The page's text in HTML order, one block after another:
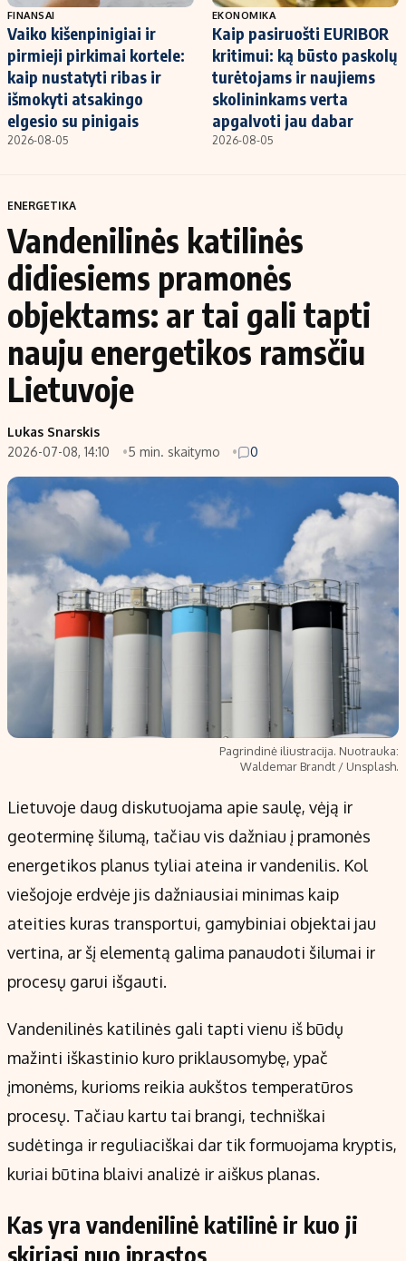
FINANSAI
Vaiko kišenpinigiai ir
pirmieji pirkimai kortele:
kaip nustatyti ribas ir
išmokyti atsakingo
elgesio su pinigais
2026-08-05
EKONOMIKA
Kaip pasiruošti EURIBOR
kritimui: ką būsto paskolų
turėtojams ir naujiems
skolininkams verta
apgalvoti jau dabar
2026-08-05
ENERGETIKA
Vandenilinės katilinės
didiesiems pramonės
objektams: ar tai gali tapti
nauju energetikos ramsčiu
Lietuvoje
Lukas Snarskis
2026-07-08, 14:10
5 min. skaitymo 0
Pagrindinė iliustracija. Nuotrauka:
Waldemar Brandt / Unsplash.
Lietuvoje daug diskutuojama apie saulę, vėją ir
geoterminę šilumą, tačiau vis dažniau į pramonės
energetikos planus tyliai ateina ir vandenilis. Kol
viešojoje erdvėje jis dažniausiai minimas kaip
ateities kuras transportui, gamybiniai objektai jau
vertina, ar šį elementą galima panaudoti šilumai ir
procesų garui išgauti.
Vandenilinės katilinės gali tapti vienu iš būdų
mažinti iškastinio kuro priklausomybę, ypač
įmonėms, kurioms reikia aukštos temperatūros
procesų. Tačiau kartu tai brangi, techniškai
sudėtinga ir reguliaciškai dar tik formuojama kryptis,
kuriai būtina blaivi analizė ir aiškus planas.
Kas yra vandenilinė katilinė ir kuo ji
skiriasi nuo įprastos